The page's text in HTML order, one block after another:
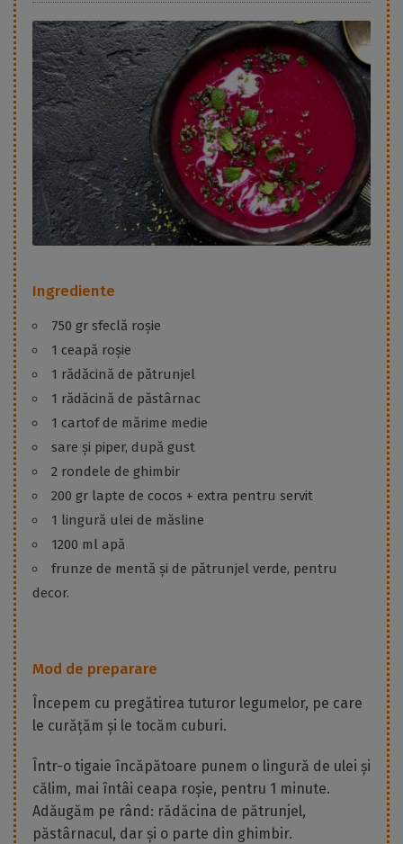
Ingrediente
750 gr sfeclă roșie
1 ceapă roșie
1 rădăcină de pătrunjel
1 rădăcină de păstârnac
1 cartof de mărime medie
sare și piper, după gust
2 rondele de ghimbir
200 gr lapte de cocos + extra pentru servit
1 lingură ulei de măsline
1200 ml apă
frunze de mentă și de pătrunjel verde, pentru
decor.
Mod de preparare
Începem cu pregătirea tuturor legumelor, pe care
le curățăm și le tocăm cuburi.
Într-o tigaie încăpătoare punem o lingură de ulei și
călim, mai întâi ceapa roșie, pentru 1 minute.
Adăugăm pe rând: rădăcina de pătrunjel,
păstârnacul, dar și o parte din ghimbir.